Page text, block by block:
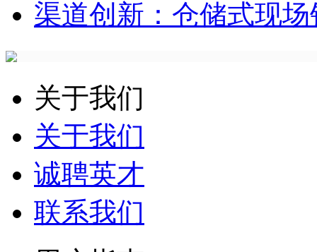
渠道创新：仓储式现场
关于我们
关于我们
诚聘英才
联系我们